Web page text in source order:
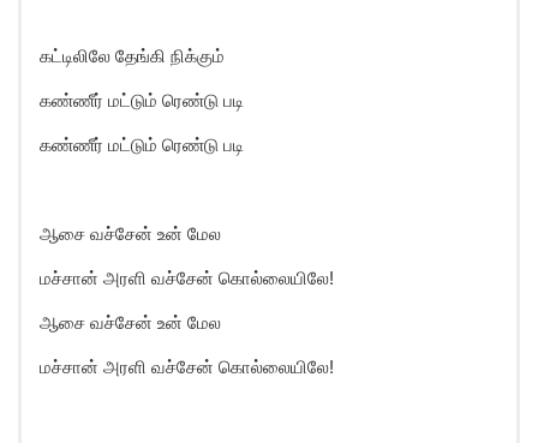
கட்டிலிலே தேங்கி நிக்கும்
கண்ணீர் மட்டும் ரெண்டு படி
கண்ணீர் மட்டும் ரெண்டு படி
ஆசை வச்சேன் உன் மேல
மச்சான் அரளி வச்சேன் கொல்லையிலே!
ஆசை வச்சேன் உன் மேல
மச்சான் அரளி வச்சேன் கொல்லையிலே!